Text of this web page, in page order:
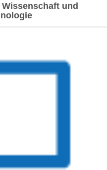
Wissenschaft und